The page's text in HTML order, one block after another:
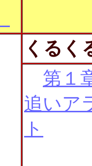
くるく
第１
追いア
ト